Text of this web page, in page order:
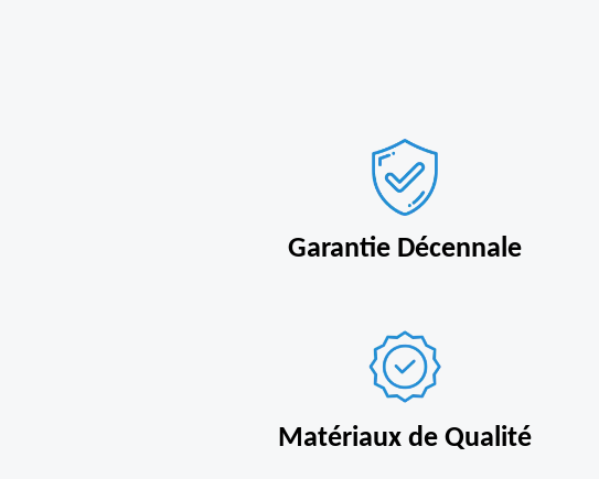
Garantie Décennale
Matériaux de Qualité